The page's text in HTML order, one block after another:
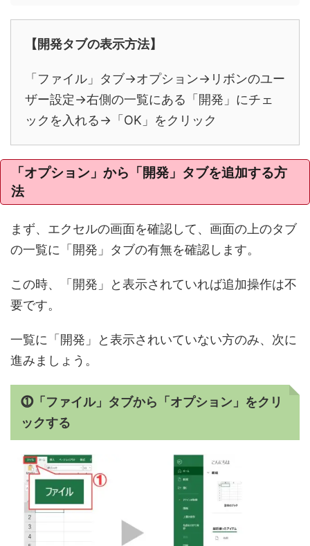
【開発タブの表示方法】
「ファイル」タブ→オプション→リボンのユー
ザー設定→右側の一覧にある「開発」にチェ
ックを入れる→「OK」をクリック
「オプション」から「開発」タブを追加する方
法
まず、エクセルの画面を確認して、画面の上のタブ
の一覧に「開発」タブの有無を確認します。
この時、「開発」と表示されていれば追加操作は不
要です。
一覧に「開発」と表示されいていない方のみ、次に
進みましょう。
⓵「ファイル」タブから「オプション」をクリ
ックする